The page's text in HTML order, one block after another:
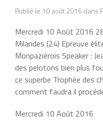
Publié le 10 août 2016 dans
Mercredi 10 Août 2016
Milandes (24) Epreuve
Monpaziérois Speaker :
des pelotons bien plus
ce superbe Trophée des
comment faudra il
Mercredi 10 Août 2016